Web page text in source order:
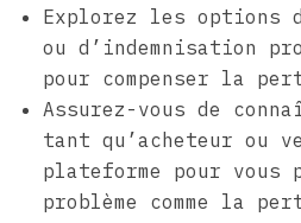
Explorez les options
ou d’indemnisation
pour compenser la
Assurez-vous de
tant qu’acheteur ou
plateforme pour vous
problème comme la